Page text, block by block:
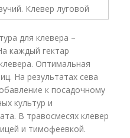
для клевера –
каждый гектар
Оптимальная
На результатах сева
к посадочному
культур и
В травосмесях клевер
и тимофеевкой.